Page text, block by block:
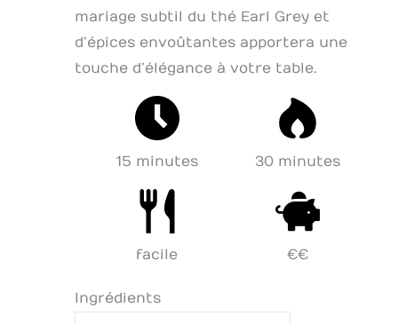
mariage subtil du thé Earl Grey et
d’épices envoûtantes apportera une
touche d’élégance à votre table.
15 minutes 30 minutes
facile €€
Ingrédients